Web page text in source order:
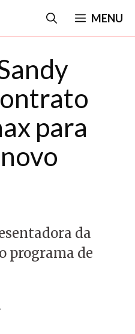
MENU
para
da
programa de